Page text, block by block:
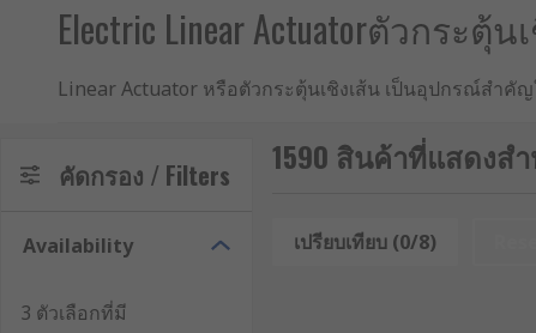
Electric Linear Actuatorตัวกระ
Linear Actuator หรือตัวกระตุ้นเชิงเส้น เป็นอุปกรณ์สำ
หุ่นยนต์ เครื่องจักรอัตโนมัติ อุปกรณ์การแพทย์ และระบบ
ติกในหลายงาน อีกทั้งยังดูแลรักษาง่าย ลดการรั่วซึม แล
ตัวกระตุ้นเชิงเส้น (Linear
คัดกรอง / Filters
Availability
3 ตัวเลือกที่มี
1590 สินค้าที่แสดงสำ
เปรียบเทียบ (0/8)